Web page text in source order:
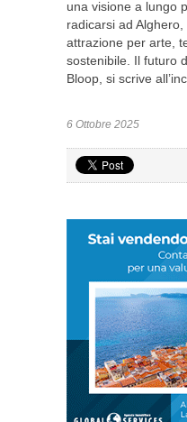
una visione a lungo
radicarsi ad
attrazione per arte,
sostenibile. Il futuro
Bloop, si scrive
6 Ottobre 2025